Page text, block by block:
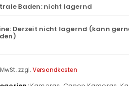
Baden: nicht lagernd
Derzeit nicht lagernd (kann
zzgl. Versandkosten